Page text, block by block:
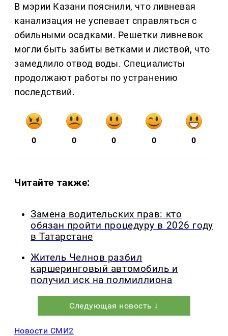
В мэрии Казани пояснили, что ливневая
канализация не успевает справляться с
обильными осадками. Решетки ливневок
могли быть забиты ветками и листвой, что
замедлило отвод воды. Специалисты
продолжают работы по устранению
последствий.
0 0 0 0 0
Читайте также:
Замена водительских прав: кто
обязан пройти процедуру в 2026 году
в Татарстане
Житель Челнов разбил
каршеринговый автомобиль и
получил иск на полмиллиона
Следующая новость ↓
Новости СМИ2